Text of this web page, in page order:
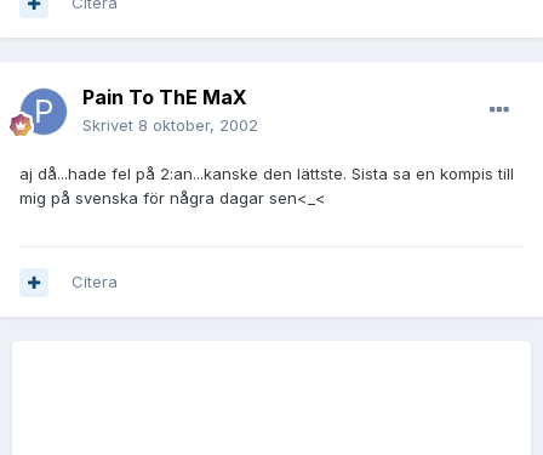
Pain To ThE MaX
Skrivet 8 oktober, 2002
aj då...hade fel på 2:an...kanske den lättste. Sista sa en kompis till
mig på svenska för några dagar sen<_<
Citera